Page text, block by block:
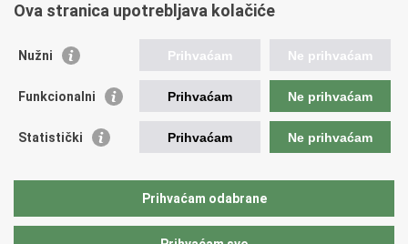
HAKOM
Ostale poveznice
Hrvatski audiovizualni centar
Creative Europe
EU National Institutes for Culture
Međunarodni centar za podvodnu arheologiju u Zadru (MCPA)
Ova stranica upotrebljava kolačiće
Nužni Prihvaćam Ne prihvaćam
Funkcionalni Prihvaćam Ne prihvaćam
Statistički Prihvaćam Ne prihvaćam
Prihvaćam odabrane